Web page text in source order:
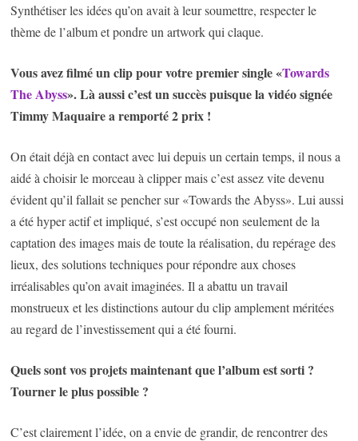
Synthétiser les idées qu’on avait à leur soumettre, respecter le
thème de l’album et pondre un artwork qui claque.
Vous avez filmé un clip pour votre premier single «Towards
The Abyss». Là aussi c’est un succès puisque la vidéo signée
Timmy Maquaire a remporté 2 prix !
On était déjà en contact avec lui depuis un certain temps, il nous a
aidé à choisir le morceau à clipper mais c’est assez vite devenu
évident qu’il fallait se pencher sur «Towards the Abyss». Lui aussi
a été hyper actif et impliqué, s’est occupé non seulement de la
captation des images mais de toute la réalisation, du repérage des
lieux, des solutions techniques pour répondre aux choses
irréalisables qu’on avait imaginées. Il a abattu un travail
monstrueux et les distinctions autour du clip amplement méritées
au regard de l’investissement qui a été fourni.
Quels sont vos projets maintenant que l’album est sorti ?
Tourner le plus possible ?
C’est clairement l’idée, on a envie de grandir, de rencontrer des